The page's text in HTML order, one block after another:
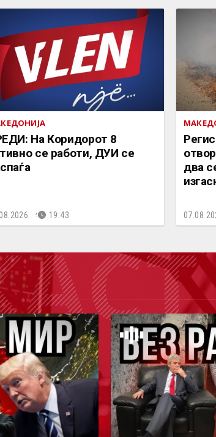
На Коридорот 8
се работи, ДУИ се
19:43
два